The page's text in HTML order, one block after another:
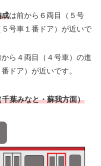
成は前から６両目（５号
号車１番ドア）が近いで
から４両目（４号車）の進
ドア）が近いです。
葉みなと・蘇我方面）